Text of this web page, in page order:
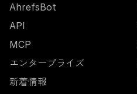
AhrefsBot
API
MCP
エンタープライズ
新着情報